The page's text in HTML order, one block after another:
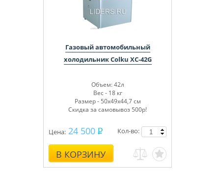
Вес:
Газовый автомобильный
холодильник Colku XC-42G
Объем: 42л
Вес - 18 кг
Размер - 50х49х44,7 см
Скидка за самовывоз 500р!
Цена: 24 500
В КОРЗИНУ
Кол-во: